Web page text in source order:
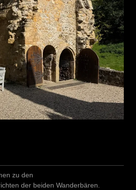
zu den
der beiden Wanderbären.